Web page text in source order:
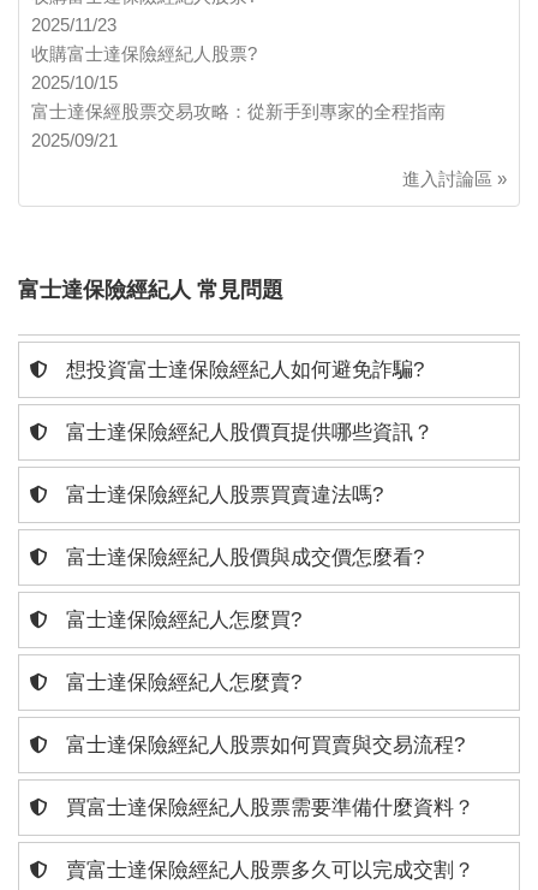
2025/11/23
收購富士達保險經紀人股票?
2025/10/15
富士達保經股票交易攻略：從新手到專家的全程指南
2025/09/21
進入討論區 »
富士達保險經紀人 常見問題
想投資富士達保險經紀人如何避免詐騙?
富士達保險經紀人股價頁提供哪些資訊？
富士達保險經紀人股票買賣違法嗎?
富士達保險經紀人股價與成交價怎麼看?
富士達保險經紀人怎麼買?
富士達保險經紀人怎麼賣?
富士達保險經紀人股票如何買賣與交易流程?
買富士達保險經紀人股票需要準備什麼資料？
賣富士達保險經紀人股票多久可以完成交割？